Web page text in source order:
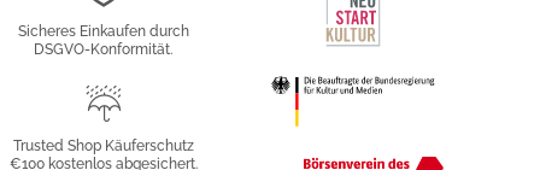
Sicheres Einkaufen durch
DSGVO-Konformität.
Trusted Shop Käuferschutz
€100 kostenlos abgesichert.